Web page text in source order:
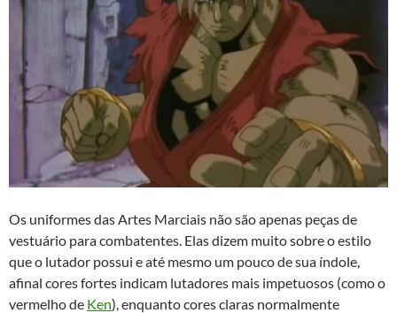
Os uniformes das Artes Marciais não são apenas peças de
vestuário para combatentes. Elas dizem muito sobre o estilo
que o lutador possui e até mesmo um pouco de sua índole,
afinal cores fortes indicam lutadores mais impetuosos (como o
vermelho de Ken), enquanto cores claras normalmente